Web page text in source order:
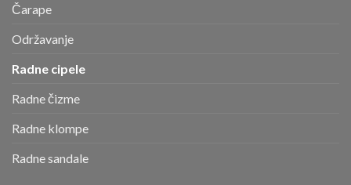
Čarape
Održavanje
Radne cipele
Radne čizme
Radne klompe
Radne sandale